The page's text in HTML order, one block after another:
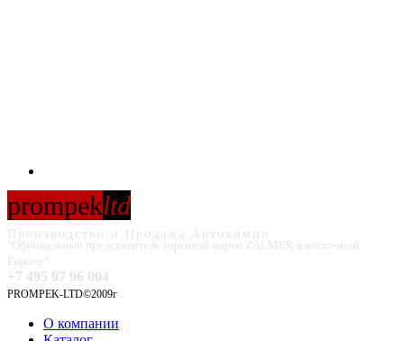
prompekltd
Производство и Продажа Автохимии
"Официальный представитель торговой марки ZALMER в восточной
Европе"
+7 495 97 96 004
PROMPEK-LTD©2009г
О компании